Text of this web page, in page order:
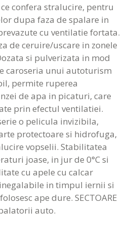
confera stralucire, pentru
dupa faza de spalare in
cu ventilatie fortata.
de ceruire/uscare in zonele
si pulverizata in mod
caroseria unui autoturism
permite ruperea
de apa in picaturi, care
prin efectul ventilatiei.
o pelicula invizibila,
protectoare si hidrofuga,
vopselii. Stabilitatea
joase, in jur de 0°C si
cu apele cu calcar
in timpul iernii si
ape dure. SECTOARE
auto.